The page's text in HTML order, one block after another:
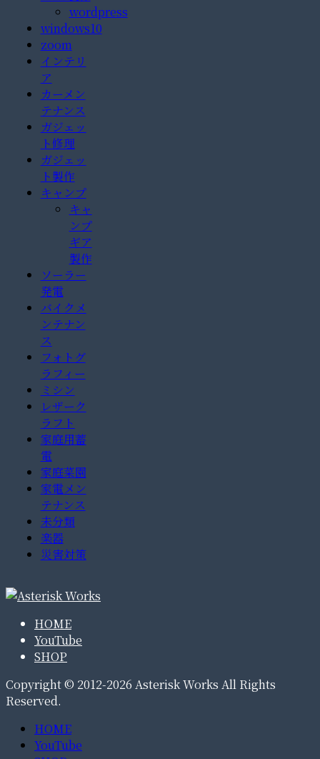
wordpress
windows10
zoom
インテリ
ア
カーメン
テナンス
ガジェッ
ト修理
ガジェッ
ト製作
キャンプ
キャ
ンプ
ギア
製作
ソーラー
発電
バイクメ
ンテナン
ス
フォトグ
ラフィー
ミシン
レザーク
ラフト
家庭用蓄
電
家庭菜園
家電メン
テナンス
未分類
楽器
災害対策
HOME
YouTube
SHOP
Copyright © 2012-2026 Asterisk Works All Rights
Reserved.
HOME
YouTube